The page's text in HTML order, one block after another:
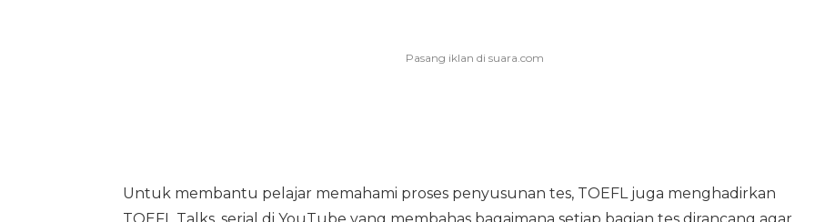
Untuk membantu pelajar memahami proses penyusunan tes, TOEFL juga menghadirkan
TOEFL Talks, serial di YouTube yang membahas bagaimana setiap bagian tes dirancang agar